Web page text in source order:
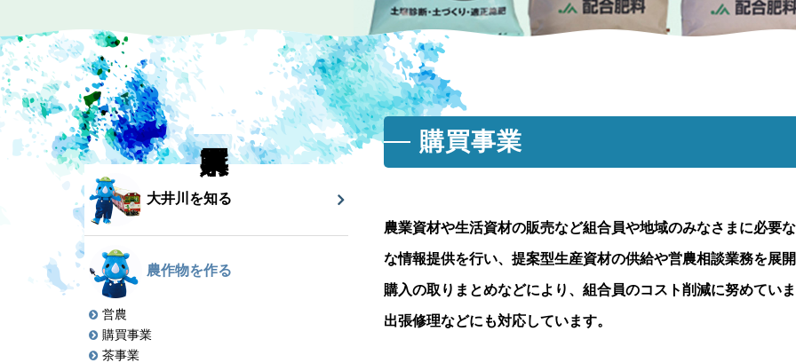
購買事業
農業資材や生活資材の販売など組合員や地域のみなさまに必要
な情報提供を行い、提案型生産資材の供給や営農相談業務を展
購入の取りまとめなどにより、組合員のコスト削減に努めてい
出張修理などにも対応しています。
大井川を知る
農作物を作る
営農
購買事業
茶事業